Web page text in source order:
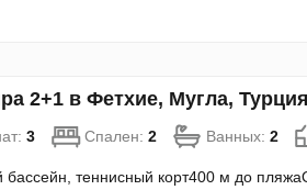
2+1 в Фетхие, Мугла,
3 Спален: 2 Ванных: 2
бассейн, теннисный корт400 м до